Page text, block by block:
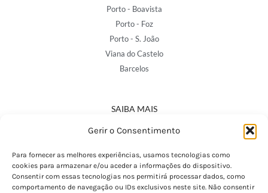
Gerir o Consentimento
Para fornecer as melhores experiências, usamos tecnologias como
cookies para armazenar e/ou aceder a informações do dispositivo.
Consentir com essas tecnologias nos permitirá processar dados, como
comportamento de navegação ou IDs exclusivos neste site. Não consentir
Porto - Boavista
Porto - Foz
Porto - S. João
Viana do Castelo
Barcelos
SAIBA MAIS
Política de Privacidade
Termos e Condições
Perguntas Frequentes
Custos de Envio